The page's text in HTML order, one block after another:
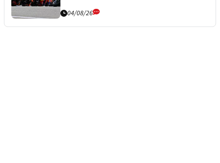
04/08/26